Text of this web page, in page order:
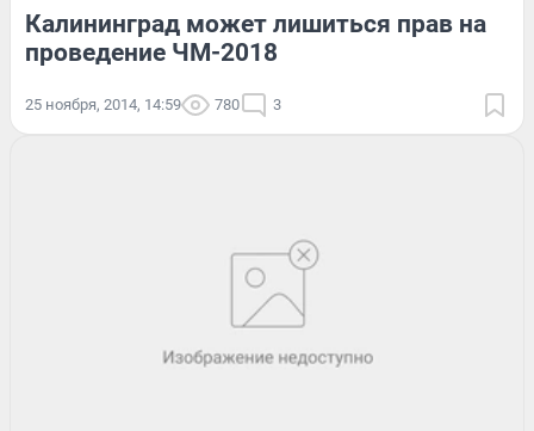
Калининград может лишиться прав на
проведение ЧМ-2018
25 ноября, 2014, 14:59 780 3